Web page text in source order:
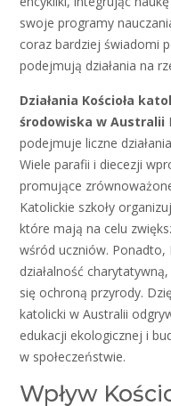
swoje programy
coraz bardziej świadomi
podejmują działania na
Działania Kościoła
środowiska w Australii
podejmuje liczne
Wiele parafii i diecezji
promujące
Katolickie szkoły
które mają na celu
wśród uczniów. Ponadto,
działalność
się ochroną przyrody.
katolicki w Australii
edukacji ekologicznej i
w społeczeństwie.
Wpływ